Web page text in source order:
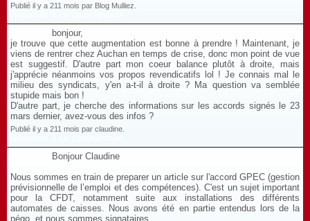
Publié il y a 211 mois par Blog Mulliez.
bonjour,
je trouve que cette augmentation est bonne à prendre ! Maintenant, je
viens de rentrer chez Auchan en temps de crise, donc mon point de vue
est suggestif. D'autre part mon coeur balance plutôt à droite, mais
j'apprécie néanmoins vos propos revendicatifs lol ! Je connais mal le
milieu des syndicats, y'en a-t-il à droite ? Ma question va semblée
stupide mais bon !
D'autre part, je cherche des informations sur les accords signés le 23
mars dernier, avez-vous des infos ?
Publié il y a 211 mois par claudine.
Bonjour Claudine
Nous sommes en train de preparer un article sur l'accord GPEC (gestion
prévisionnelle de l’emploi et des compétences). C'est un sujet important
pour la CFDT, notamment suite aux installations des différents
automates de caisses. Nous avons été en partie entendus lors de la
négo, et nous sommes signataires.